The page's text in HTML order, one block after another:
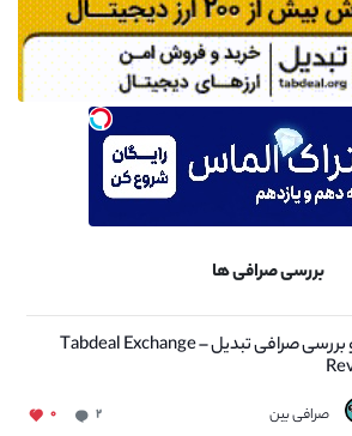
بررسی صرافی ها
نقد و بررسی صرافی تبدیل – Tabdeal Exchange
صرافی بین ۲ ۰